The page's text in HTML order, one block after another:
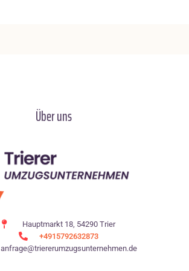
Über uns
Hauptmarkt 18, 54290 Trier
+4915792632873
anfrage@triererumzugsunternehmen.de